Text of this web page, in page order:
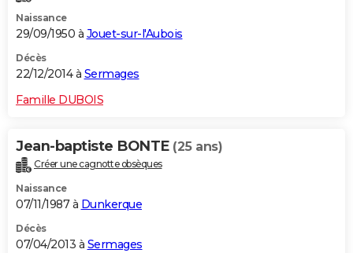
Naissance
29/09/1950 à Jouet-sur-l'Aubois
Décès
22/12/2014 à Sermages
Famille DUBOIS
Jean-baptiste BONTE (25 ans)
Créer une cagnotte obsèques
Naissance
07/11/1987 à Dunkerque
Décès
07/04/2013 à Sermages